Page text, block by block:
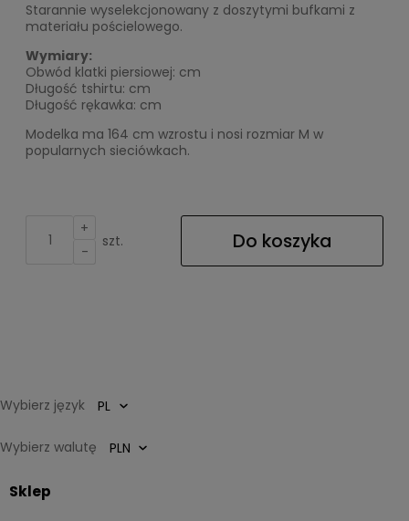
Starannie wyselekcjonowany z doszytymi bufkami z
materiału pościelowego.
Wymiary:
Obwód klatki piersiowej: cm
Długość tshirtu: cm
Długość rękawka: cm
Modelka ma 164 cm wzrostu i nosi rozmiar M w
popularnych sieciówkach.
+
-
szt. Do koszyka
Wybierz język
Wybierz walutę
Sklep